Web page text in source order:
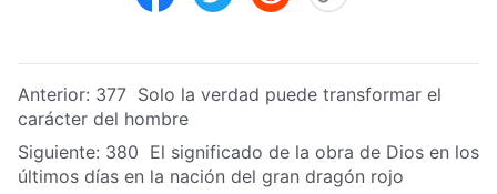
Anterior: 377 Solo la verdad puede transformar el
carácter del hombre
Siguiente: 380 El significado de la obra de Dios en los
últimos días en la nación del gran dragón rojo